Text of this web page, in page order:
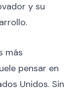
y su
más
pensar en
Unidos. Sin